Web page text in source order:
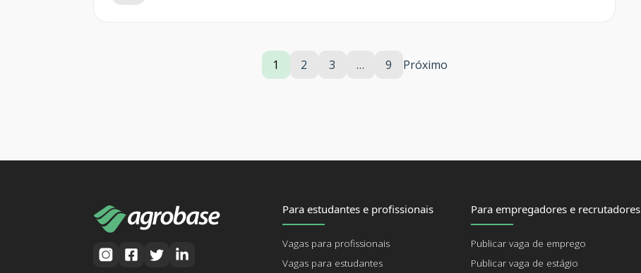
1 2 3 … 9 Próximo
Para estudantes e profissionais
Vagas para profissionais
Vagas para estudantes
Para empregadores e recrutadores
Publicar vaga de emprego
Publicar vaga de estágio